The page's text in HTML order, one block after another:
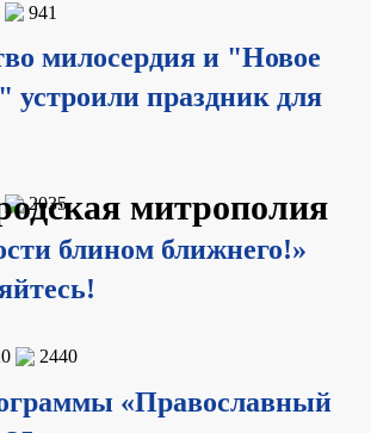
941
милосердия и "Новое
устроили праздник для
2035
блином ближнего!»
2440
«Православный